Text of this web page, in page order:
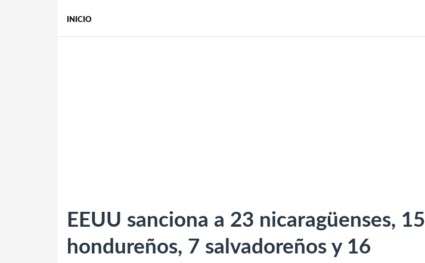
INICIO
EEUU sanciona a 23 nicaragüenses, 15
hondureños, 7 salvadoreños y 16